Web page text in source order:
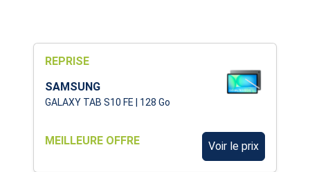
REPRISE
SAMSUNG
GALAXY TAB S10 FE | 128 Go
MEILLEURE OFFRE Voir le prix